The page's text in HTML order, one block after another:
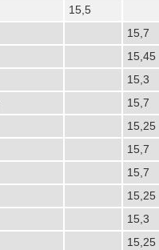
15,5
15,7
15,45
15,3
15,7
15,25
15,7
15,7
15,25
15,3
15,25